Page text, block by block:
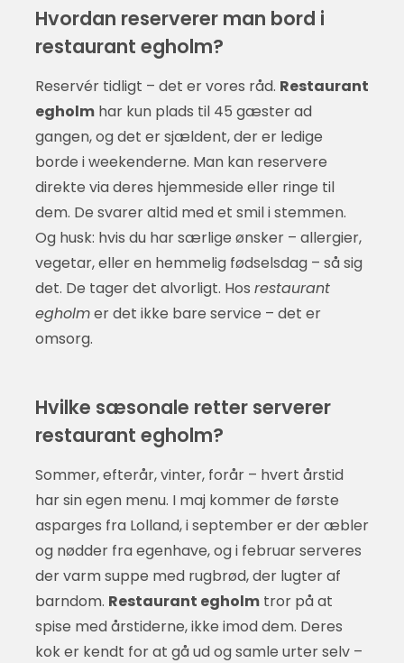
Hvordan reserverer man bord i
restaurant egholm?
Reservér tidligt – det er vores råd. Restaurant
egholmhar kun plads til 45 gæster ad
gangen, og det er sjældent, der er ledige
borde i weekenderne. Man kan reservere
direkte via deres hjemmeside eller ringe til
dem. De svarer altid med et smil i stemmen.
Og husk: hvis du har særlige ønsker – allergier,
vegetar, eller en hemmelig fødselsdag – så sig
det. De tager det alvorligt. Hos restaurant
egholmer det ikke bare service – det er
omsorg.
Hvilke sæsonale retter serverer
restaurant egholm?
Sommer, efterår, vinter, forår – hvert årstid
har sin egen menu. I maj kommer de første
asparges fra Lolland, i september er der æbler
og nødder fra egenhave, og i februar serveres
der varm suppe med rugbrød, der lugter af
barndom. Restaurant egholmtror på at
spise med årstiderne, ikke imod dem. Deres
kok er kendt for at gå ud og samle urter selv –